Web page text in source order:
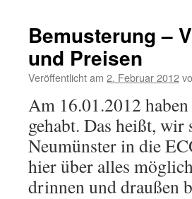
Bemusterung –
und Preisen
Veröffentlicht am 2. Februar 2012
Am 16.01.2012
gehabt. Das heißt, wir
Neumünster in die
hier über alles
drinnen und